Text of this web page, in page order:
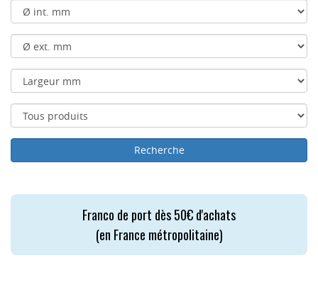
Franco de port dès 50€ d'achats
(en France métropolitaine)